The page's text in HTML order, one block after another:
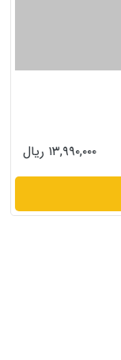
۱۳,۹۹۰,۰۰۰ ریال